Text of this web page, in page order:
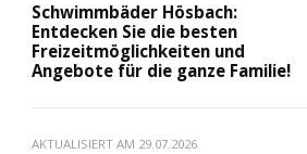
Schwimmbäder Hösbach:
Entdecken Sie die besten
Freizeitmöglichkeiten und
Angebote für die ganze Familie!
AKTUALISIERT AM 29.07.2026